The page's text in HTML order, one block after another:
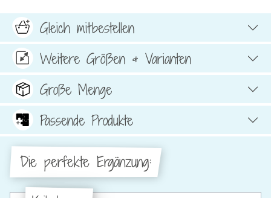
Gleich mitbestellen
Weitere Größen & Varianten
Große Menge
Passende Produkte
Die perfekte Ergänzung: